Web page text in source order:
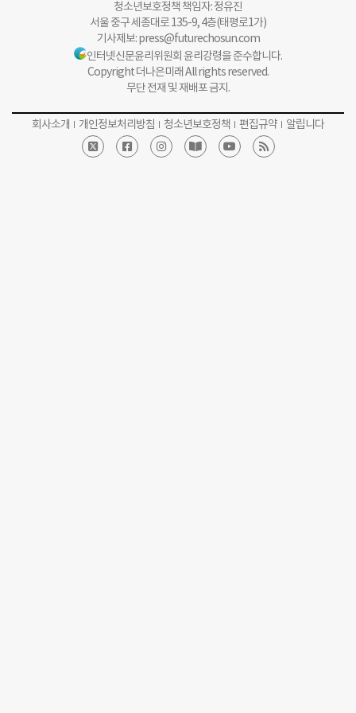
청소년보호정책 책임자: 정유진
서울 중구 세종대로 135-9, 4층(태평로1가)
기사제보:press@futurechosun.com
인터넷신문윤리위원회 윤리강령을 준수합니다.
Copyright 더나은미래 All rights reserved.
무단 전재 및 재배포 금지.
회사소개 개인정보처리방침 청소년보호정책 편집규약 알립니다